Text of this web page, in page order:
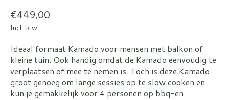
€449,00
Incl. btw
Ideaal formaat Kamado voor mensen met balkon of
kleine tuin. Ook handig omdat de Kamado eenvoudig te
verplaatsen of mee te nemen is. Toch is deze Kamado
groot genoeg om lange sessies op te slow cooken en
kun je gemakkelijk voor 4 personen op bbq-en.